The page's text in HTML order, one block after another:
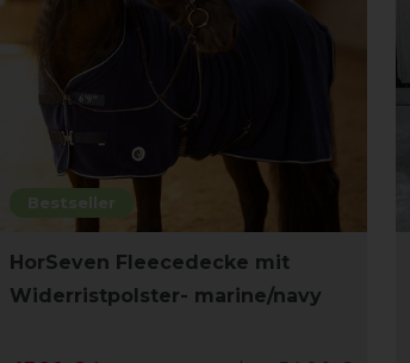
Bestseller
HorSeven Fleecedecke mit
Widerristpolster- marine/navy